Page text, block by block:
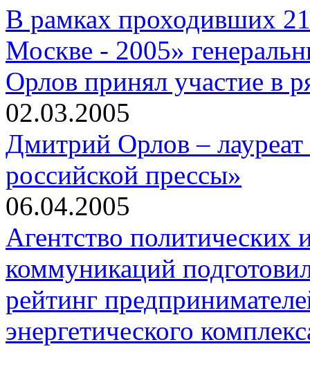
В рамках проходивших
Москве - 2005»
Орлов принял участие в
02.03.2005
Дмитрий Орлов – лауреат
российской прессы»
06.04.2005
Агентство политических
коммуникаций
рейтинг
энергетического